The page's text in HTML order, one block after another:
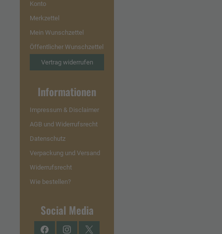
Konto
Merkzettel
Mein Wunschzettel
Öffentlicher Wunschzettel
Vertrag widerrufen
Informationen
Impressum & Disclaimer
AGB und Widerrufsrecht
Datenschutz
Verpackung und Versand
Widerrufsrecht
Wie bestellen?
Social Media
FacebookInstagramTwitter